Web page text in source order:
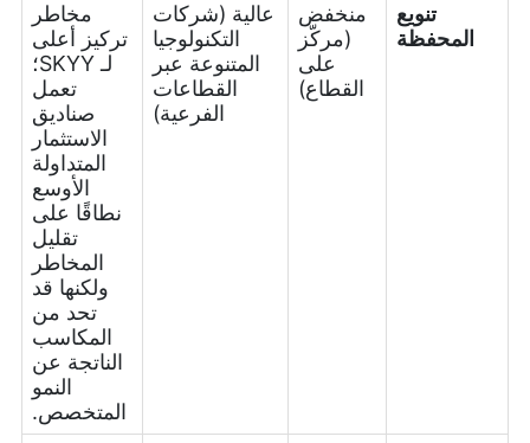
تنويع
المحفظة
منخفض
(مركّز
على
القطاع)
عالية (شركات
التكنولوجيا
المتنوعة عبر
القطاعات
الفرعية)
مخاطر
تركيز أعلى
لـ SKYY؛
تعمل
صناديق
الاستثمار
المتداولة
الأوسع
نطاقًا على
تقليل
المخاطر
ولكنها قد
تحد من
المكاسب
الناتجة عن
النمو
المتخصص.